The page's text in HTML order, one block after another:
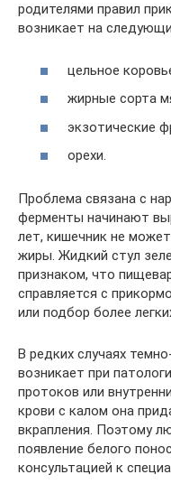
родителями правил
возникает на
цельное
жирные сорта
экзотические
орехи.
Проблема связана с
ферменты начинают
лет, кишечник не
жиры. Жидкий стул
признаком, что
справляется с
или подбор более
В редких случаях
возникает при
протоков или
крови с калом она
вкрапления. Поэтому
появление белого
консультацией к